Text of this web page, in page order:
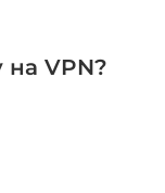
на VPN?